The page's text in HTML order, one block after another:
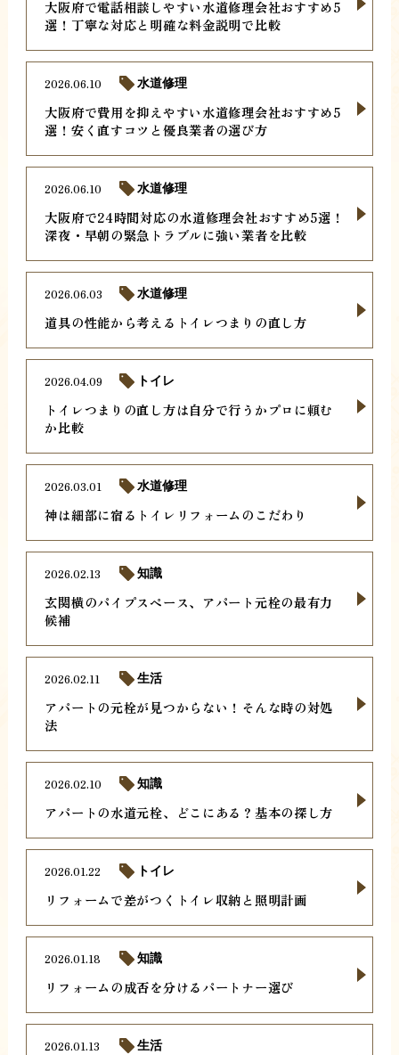
大阪府で電話相談しやすい水道修理会社おすすめ5
選！丁寧な対応と明確な料金説明で比較
大阪府で費用を抑えやすい水道修理会社おすすめ5
選！安く直すコツと優良業者の選び方
2026.06.10 水道修理
大阪府で24時間対応の水道修理会社おすすめ5選！
深夜・早朝の緊急トラブルに強い業者を比較
2026.06.10 水道修理
道具の性能から考えるトイレつまりの直し方
2026.06.03 水道修理
トイレつまりの直し方は自分で行うかプロに頼む
か比較
2026.04.09 トイレ
神は細部に宿るトイレリフォームのこだわり
2026.03.01 水道修理
玄関横のパイプスペース、アパート元栓の最有力
候補
2026.02.13 知識
アパートの元栓が見つからない！そんな時の対処
法
2026.02.11 生活
アパートの水道元栓、どこにある？基本の探し方
2026.02.10 知識
リフォームで差がつくトイレ収納と照明計画
2026.01.22 トイレ
リフォームの成否を分けるパートナー選び
2026.01.18 知識
2026.01.13 生活